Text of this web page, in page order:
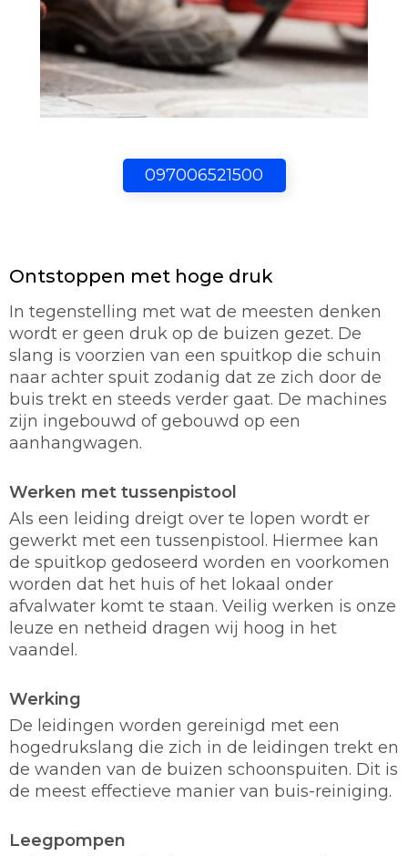
097006521500
Ontstoppen met hoge druk
In tegenstelling met wat de meesten denken
wordt er geen druk op de buizen gezet. De
slang is voorzien van een spuitkop die schuin
naar achter spuit zodanig dat ze zich door de
buis trekt en steeds verder gaat. De machines
zijn ingebouwd of gebouwd op een
aanhangwagen.
Werken met tussenpistool
Als een leiding dreigt over te lopen wordt er
gewerkt met een tussenpistool. Hiermee kan
de spuitkop gedoseerd worden en voorkomen
worden dat het huis of het lokaal onder
afvalwater komt te staan. Veilig werken is onze
leuze en netheid dragen wij hoog in het
vaandel.
Werking
De leidingen worden gereinigd met een
hogedrukslang die zich in de leidingen trekt en
de wanden van de buizen schoonspuiten. Dit is
de meest effectieve manier van buis-reiniging.
Leegpompen